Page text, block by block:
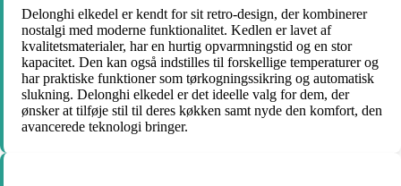
Delonghi elkedel er kendt for sit retro-design, der kombinerer
nostalgi med moderne funktionalitet. Kedlen er lavet af
kvalitetsmaterialer, har en hurtig opvarmningstid og en stor
kapacitet. Den kan også indstilles til forskellige temperaturer og
har praktiske funktioner som tørkogningssikring og automatisk
slukning. Delonghi elkedel er det ideelle valg for dem, der
ønsker at tilføje stil til deres køkken samt nyde den komfort, den
avancerede teknologi bringer.